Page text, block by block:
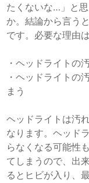
たくないな…」と
か。結論から言う
です。必要な理由
・ヘッドライトの
・ヘッドライトの
まう
ヘッドライトは汚
なります。ヘッド
らなくなる可能性
てしまうので、出
るとヒビが入り、